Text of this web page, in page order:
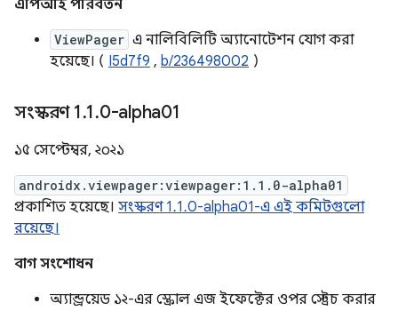
এপিআই পরিবর্তন
ViewPager এ নালিবিলিটি অ্যানোটেশন যোগ করা
হয়েছে। ( I5d7f9 , b/236498002 )
সংস্করণ 1.1.0-alpha01
১৫ সেপ্টেম্বর, ২০২১
androidx.viewpager:viewpager:1.1.0-alpha01
প্রকাশিত হয়েছে। সংস্করণ 1.1.0-alpha01-এ এই কমিটগুলো
রয়েছে।
বাগ সংশোধন
অ্যান্ড্রয়েড ১২-এর স্ক্রোল এজ ইফেক্টের ওপর স্ট্রেচ করার